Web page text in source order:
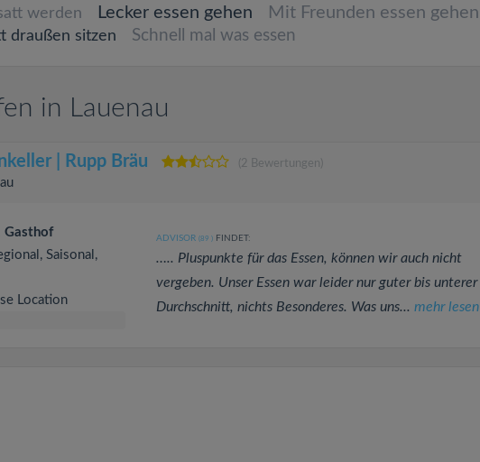
werden Lecker essen gehen Mit Freunden essen gehen
draußen sitzen Schnell mal was essen
in Lauenau
| Rupp Bräu (2 Bewertungen)
Gasthof
Saisonal,
Location
ADVISOR (89 )FINDET:
….. Pluspunkte für das Essen, können wir auch nicht
vergeben. Unser Essen war leider nur guter bis unterer
Durchschnitt, nichts Besonderes. Was uns... mehr lesen